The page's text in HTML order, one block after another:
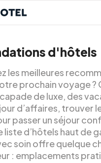
d'hôtels
les meilleures
prochain voyage ?
de luxe, des
d’affaires, trouver
passer un séjour
d’hôtels haut de
soin offre quelque
: emplacements